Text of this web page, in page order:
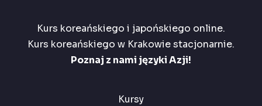
Kurs koreańskiego i japońskiego online.
Kurs koreańskiego w Krakowie stacjonarnie.
Poznaj z nami języki Azji!
Kursy